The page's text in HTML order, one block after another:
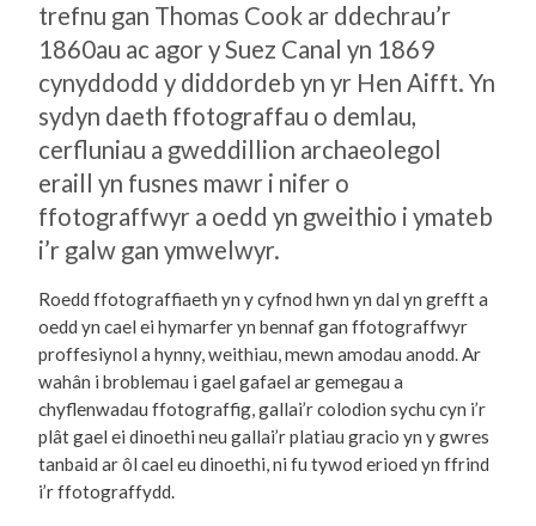
trefnu gan Thomas Cook ar ddechrau’r
1860au ac agor y Suez Canal yn 1869
cynyddodd y diddordeb yn yr Hen Aifft. Yn
sydyn daeth ffotograffau o demlau,
cerfluniau a gweddillion archaeolegol
eraill yn fusnes mawr i nifer o
ffotograffwyr a oedd yn gweithio i ymateb
i’r galw gan ymwelwyr.
Roedd ffotograffiaeth yn y cyfnod hwn yn dal yn grefft a
oedd yn cael ei hymarfer yn bennaf gan ffotograffwyr
proffesiynol a hynny, weithiau, mewn amodau anodd. Ar
wahân i broblemau i gael gafael ar gemegau a
chyflenwadau ffotograffig, gallai’r colodion sychu cyn i’r
plât gael ei dinoethi neu gallai’r platiau gracio yn y gwres
tanbaid ar ôl cael eu dinoethi, ni fu tywod erioed yn ffrind
i’r ffotograffydd.